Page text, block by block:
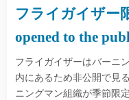
フライガイザー
opened to the
フライガイザーはバーニ
内にあるため非公開で見
ニングマン組織が季節限